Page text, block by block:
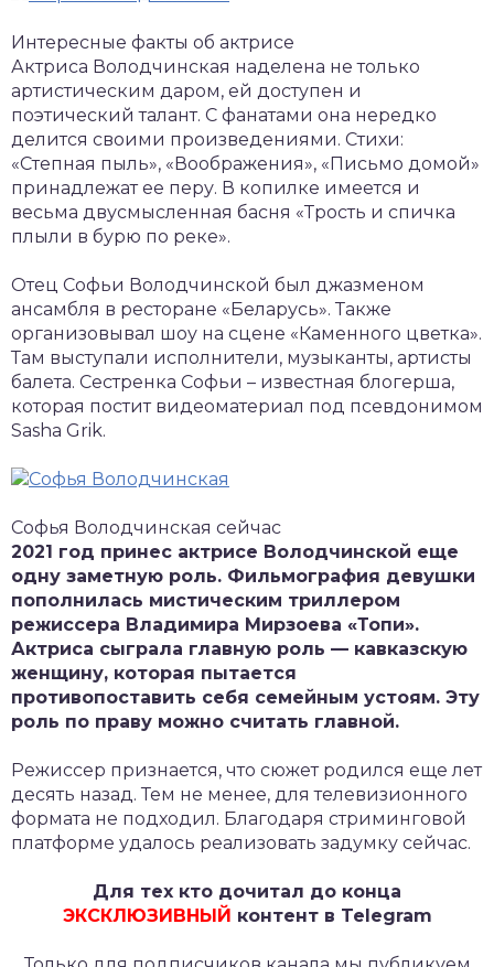
Интересные факты об актрисе
Актриса Володчинская наделена не только
артистическим даром, ей доступен и
поэтический талант. С фанатами она нередко
делится своими произведениями. Стихи:
«Степная пыль», «Воображения», «Письмо домой»
принадлежат ее перу. В копилке имеется и
весьма двусмысленная басня «Трость и спичка
плыли в бурю по реке».
Отец Софьи Володчинской был джазменом
ансамбля в ресторане «Беларусь». Также
организовывал шоу на сцене «Каменного цветка».
Там выступали исполнители, музыканты, артисты
балета. Сестренка Софьи – известная блогерша,
которая постит видеоматериал под псевдонимом
Sasha Grik.
Софья Володчинская сейчас
2021 год принес актрисе Володчинской еще
одну заметную роль. Фильмография девушки
пополнилась мистическим триллером
режиссера Владимира Мирзоева «Топи».
Актриса сыграла главную роль — кавказскую
женщину, которая пытается
противопоставить себя семейным устоям. Эту
роль по праву можно считать главной.
Режиссер признается, что сюжет родился еще лет
десять назад. Тем не менее, для телевизионного
формата не подходил. Благодаря стриминговой
платформе удалось реализовать задумку сейчас.
Для тех кто дочитал до конца
ЭКСКЛЮЗИВНЫЙ контент в Telegram